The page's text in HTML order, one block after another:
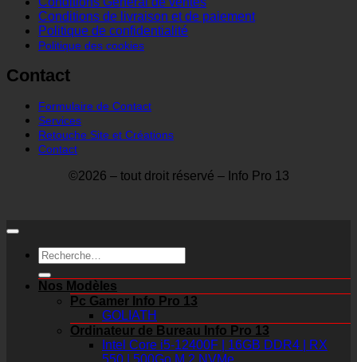
Conditions de livraison et de paiement
Politique de confidentialité
Politique des cookies
Contact
Formulaire de Contact
Services
Retouche Site et Créations
Contact
©2026 – tout droit réservé – Info Pro 13
Recherche
pour :
Nos Modèles
Pc Gamer Info Pro 13
GOLIATH
Ordinateur de Bureau Info Pro 13
Intel Core i5-12400F | 16GB DDR4 | RX
550 | 500Go M.2 NVMe